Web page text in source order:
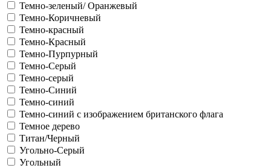
Темно-зеленый/ Оранжевый
Темно-Коричневый
Темно-красный
Темно-Красный
Темно-Пурпурный
Темно-Серый
Темно-серый
Темно-Синий
Темно-синий
Темно-синий с изображением британского флага
Темное дерево
Титан/Черный
Угольно-Серый
Угольный